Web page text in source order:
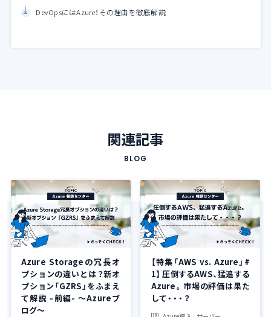
DevOpsにはAzure！その理由を徹底解説
関連記事
BLOG
Azure Storageの冗長オ
プションの違いとは？新オ
プション「GZRS」をふまえ
て解説 -前編- ～Azureブ
ログ～
【特集「AWS vs. Azure」#
1】 圧倒するAWS、猛追する
Azure。市場の評価は果た
して・・・？